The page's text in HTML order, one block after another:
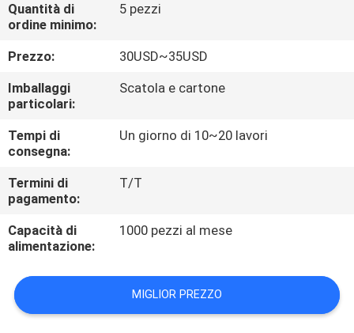
CONTROLLO
DI
QUALITÀ
CONTATTICI
RICHIEDA
UNA
CITAZIONE
MAPPA
DEL
Quantità di
ordine minimo:
5 pezzi
Prezzo:
30USD~35USD
Imballaggi
particolari:
Scatola e cartone
Tempi di
consegna:
Un giorno di 10~20 lavori
Termini di
pagamento:
T/T
Capacità di
alimentazione:
1000 pezzi al mese
MIGLIOR PREZZO